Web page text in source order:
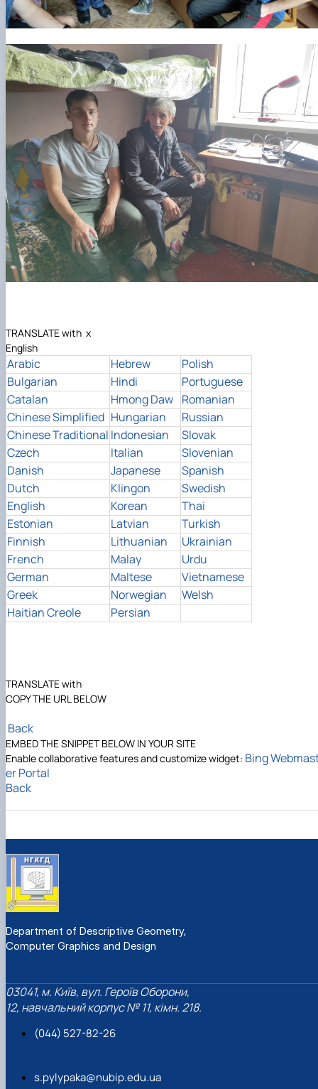
TRANSLATE with x
English
Arabic Hebrew
Polish
Bulgarian
Hindi
Portuguese
Catalan
Hmong Daw Romanian
Chinese Simplified Hungarian
Russian
Chinese Traditional Indonesian
Slovak
Czech
Italian
Slovenian
Danish
Japanese
Spanish
Dutch
Klingon
Swedish
English
Korean
Thai
Estonian
Latvian
Turkish
Finnish
Lithuanian
Ukrainian
French
Malay
Urdu
German
Maltese
Vietnamese
Greek
Norwegian
Welsh
Haitian Creole
Persian
TRANSLATE with
COPY THE URL BELOW
Back
EMBED THE SNIPPET BELOW IN YOUR SITE
Enable collaborative features and customize widget: Bing
er Portal
Back
Department of Descriptive Geometry,
Computer Graphics and Design
03041, м. Київ, вул. Героїв Оборони,
12, навчальний корпус № 11, кімн. 218.
(044) 527-82-26
s.pylypaka@nubip.edu.ua